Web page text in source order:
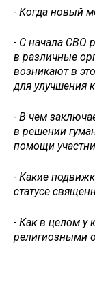
- Когда новый
- С начала СВО
в различные
возникают в
для улучшения
- В чем
в решении
помощи
- Какие
статусе
- Как в целом у
религиозными